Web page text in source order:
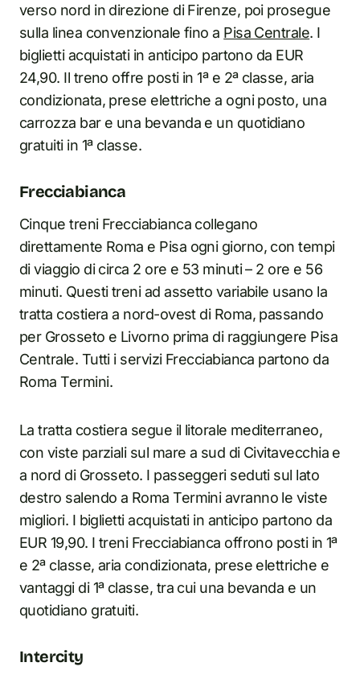
verso nord in direzione di Firenze, poi prosegue
sulla linea convenzionale fino a Pisa Centrale. I
biglietti acquistati in anticipo partono da EUR
24,90. Il treno offre posti in 1ª e 2ª classe, aria
condizionata, prese elettriche a ogni posto, una
carrozza bar e una bevanda e un quotidiano
gratuiti in 1ª classe.
Frecciabianca
Cinque treni Frecciabianca collegano
direttamente Roma e Pisa ogni giorno, con tempi
di viaggio di circa 2 ore e 53 minuti – 2 ore e 56
minuti. Questi treni ad assetto variabile usano la
tratta costiera a nord-ovest di Roma, passando
per Grosseto e Livorno prima di raggiungere Pisa
Centrale. Tutti i servizi Frecciabianca partono da
Roma Termini.
La tratta costiera segue il litorale mediterraneo,
con viste parziali sul mare a sud di Civitavecchia e
a nord di Grosseto. I passeggeri seduti sul lato
destro salendo a Roma Termini avranno le viste
migliori. I biglietti acquistati in anticipo partono da
EUR 19,90. I treni Frecciabianca offrono posti in 1ª
e 2ª classe, aria condizionata, prese elettriche e
vantaggi di 1ª classe, tra cui una bevanda e un
quotidiano gratuiti.
Intercity